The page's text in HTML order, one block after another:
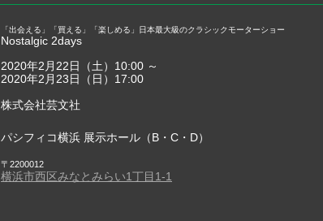
「出会える」「買える」「楽しめる」日本最大級のクラシックモーターショー
Nostalgic 2days
2020年2月22日（土）10:00 ～
2020年2月23日（日）17:00
株式会社芸文社
パシフィコ横浜 展示ホール（B・C・D）
〒2200012
横浜市西区みなとみらい1丁目1-1